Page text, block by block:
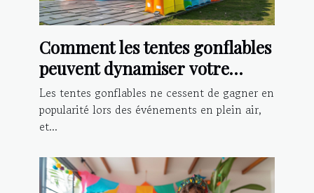
Comment les tentes gonflables
peuvent dynamiser votre
présence lors d'événements
Les tentes gonflables ne cessent de gagner en
popularité lors des événements en plein air,
et...